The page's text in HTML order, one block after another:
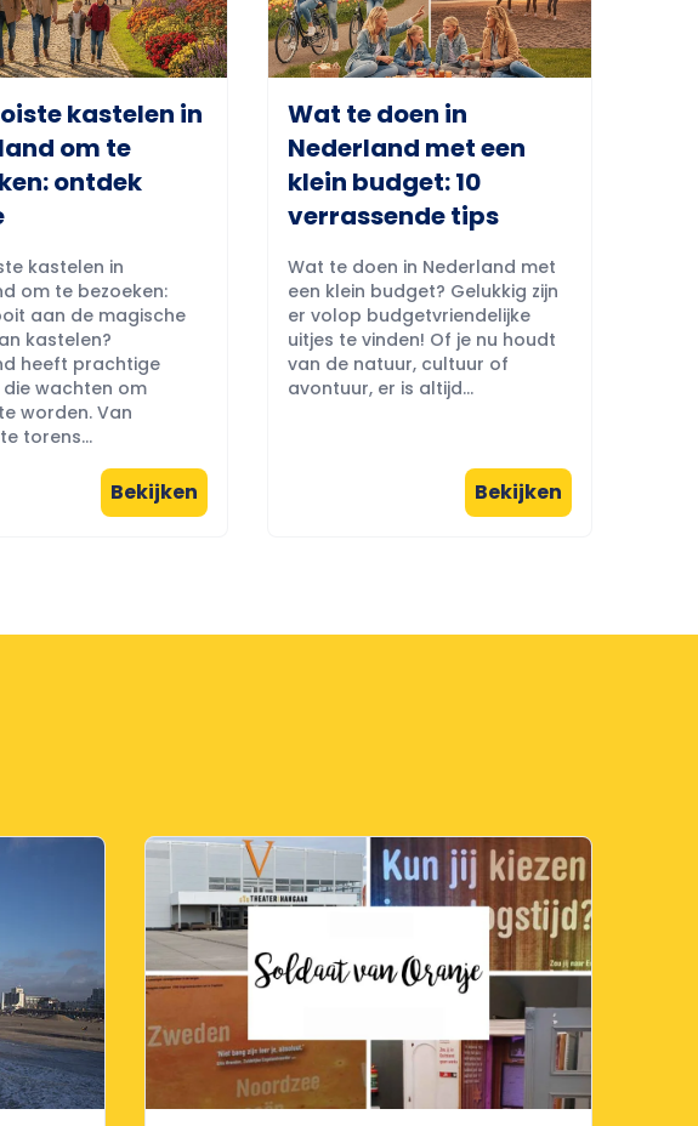
kastelen in
om te
ontdek
kastelen in
om te bezoeken:
aan de magische
kastelen?
heeft prachtige
wachten om
worden. Van
torens...
Bekijken
Wat te doen in
Nederland met een
klein budget: 10
verrassende tips
Wat te doen in Nederland met
een klein budget? Gelukkig zijn
er volop budgetvriendelijke
uitjes te vinden! Of je nu houdt
van de natuur, cultuur of
avontuur, er is altijd...
Bekijken